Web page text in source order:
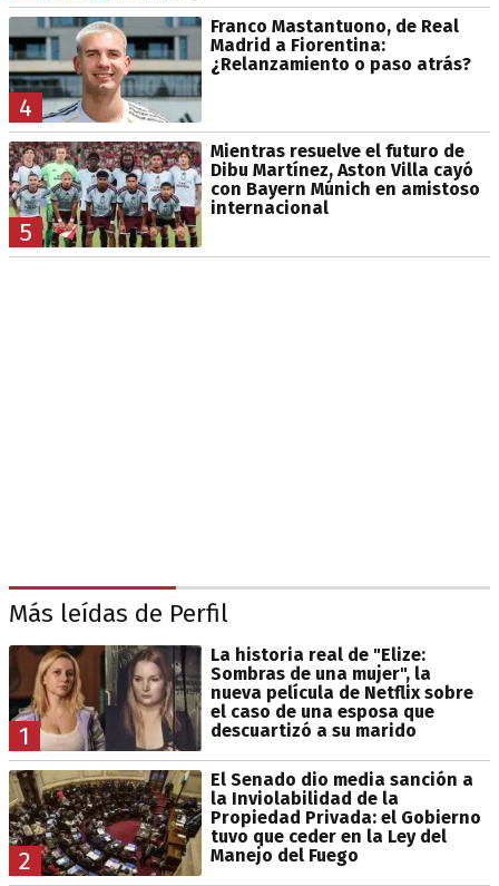
4
Franco Mastantuono, de Real
Madrid a Fiorentina:
¿Relanzamiento o paso atrás?
5
Mientras resuelve el futuro de
Dibu Martínez, Aston Villa cayó
con Bayern Múnich en amistoso
internacional
Más leídas de Perfil
1
La historia real de "Elize:
Sombras de una mujer", la
nueva película de Netflix sobre
el caso de una esposa que
descuartizó a su marido
2
El Senado dio media sanción a
la Inviolabilidad de la
Propiedad Privada: el Gobierno
tuvo que ceder en la Ley del
Manejo del Fuego